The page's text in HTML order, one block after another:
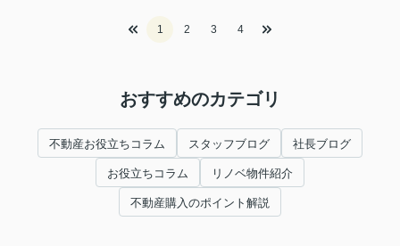
1 2 3 4
おすすめのカテゴリ
不動産お役立ちコラム スタッフブログ 社長ブログ
お役立ちコラム リノベ物件紹介
不動産購入のポイント解説